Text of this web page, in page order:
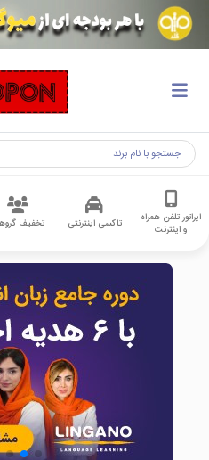
اپراتور تلفن همراه
و اینترنت
تاکسی اینترنتی تخفیف